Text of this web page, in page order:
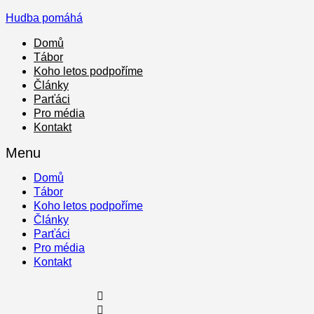
Hudba pomáhá
Domů
Tábor
Koho letos podpoříme
Články
Parťáci
Pro média
Kontakt
Menu
Domů
Tábor
Koho letos podpoříme
Články
Parťáci
Pro média
Kontakt